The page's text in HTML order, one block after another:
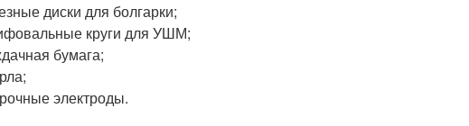
диски для болгарки;
круги для УШМ;
бумага;
электроды.